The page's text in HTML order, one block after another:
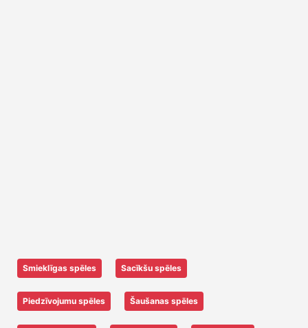
Smieklīgas spēles Sacīkšu spēles
Piedzīvojumu spēles Šaušanas spēles